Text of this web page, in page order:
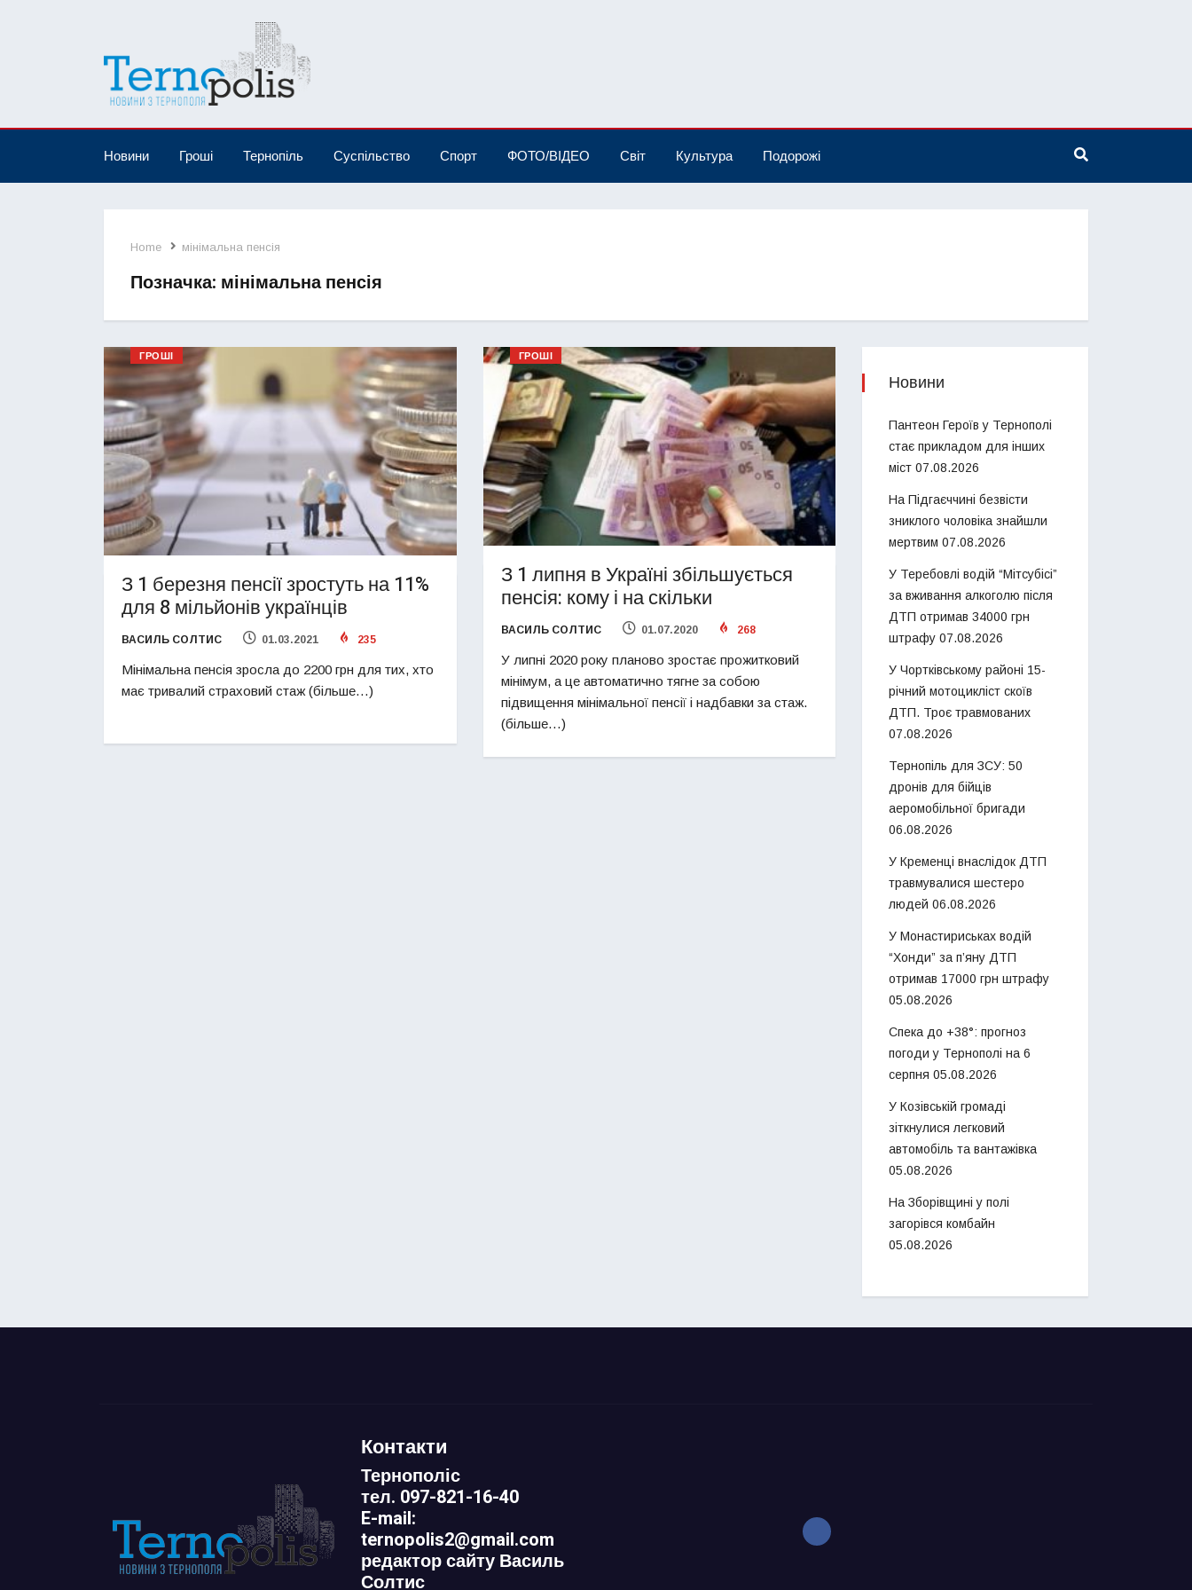
Новини Гроші Тернопіль Суспільство Спорт ФОТО/ВІДЕО Світ Культура Подорожі
Home мінімальна пенсія
Позначка: мінімальна пенсія
ГРОШІ
З 1 березня пенсії зростуть на 11%
для 8 мільйонів українців
ВАСИЛЬ СОЛТИС 01.03.2021 235
Мінімальна пенсія зросла до 2200 грн для тих, хто
має тривалий страховий стаж (більше…)
ГРОШІ
З 1 липня в Україні збільшується
пенсія: кому і на скільки
ВАСИЛЬ СОЛТИС 01.07.2020 268
У липні 2020 року планово зростає прожитковий
мінімум, а це автоматично тягне за собою
підвищення мінімальної пенсії і надбавки за стаж.
(більше…)
Новини
Пантеон Героїв у Тернополі
стає прикладом для інших
міст 07.08.2026
На Підгаєччині безвісти
зниклого чоловіка знайшли
мертвим 07.08.2026
У Теребовлі водій “Мітсубісі”
за вживання алкоголю після
ДТП отримав 34000 грн
штрафу 07.08.2026
У Чортківському районі 15-
річний мотоцикліст скоїв
ДТП. Троє травмованих
07.08.2026
Тернопіль для ЗСУ: 50
дронів для бійців
аеромобільної бригади
06.08.2026
У Кременці внаслідок ДТП
травмувалися шестеро
людей 06.08.2026
У Монастириськах водій
“Хонди” за п’яну ДТП
отримав 17000 грн штрафу
05.08.2026
Спека до +38°: прогноз
погоди у Тернополі на 6
серпня 05.08.2026
У Козівській громаді
зіткнулися легковий
автомобіль та вантажівка
05.08.2026
На Зборівщині у полі
загорівся комбайн
05.08.2026
Контакти
Тернополіс
тел. 097-821-16-40
E-mail:
ternopolis2@gmail.com
редактор сайту Василь
Солтис